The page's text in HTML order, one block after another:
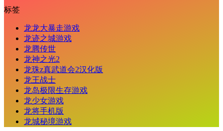
标签
龙龙大暴走游戏
龙迹之城游戏
龙腾传世
龙神之光2
龙珠z真武道会2汉化版
龙王战士
龙岛极限生存游戏
龙少女游戏
龙将手机版
龙城秘境游戏